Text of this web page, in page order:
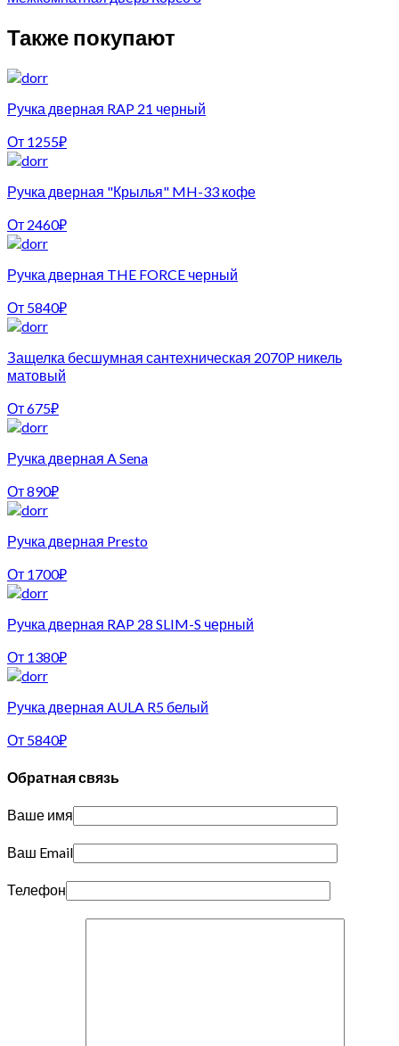
Также покупают
Ручка дверная RAP 21 черный
От 1255₽
Ручка дверная "Крылья" MH-33 кофе
От 2460₽
Ручка дверная THE FORCE черный
От 5840₽
Защелка бесшумная сантехническая 2070P никель
матовый
От675₽
Ручка дверная A Sena
От890₽
Ручка дверная Presto
От 1700₽
Ручка дверная RAP 28 SLIM-S черный
От 1380₽
Ручка дверная AULA R5 белый
От 5840₽
Обратная связь
Ваше имя
Ваш Email
Телефон